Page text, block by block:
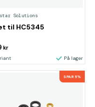
Solutions
til HC5345
kr
På lager
SPAR 5%